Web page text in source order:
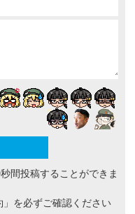
間投稿することができま
を必ずご確認ください